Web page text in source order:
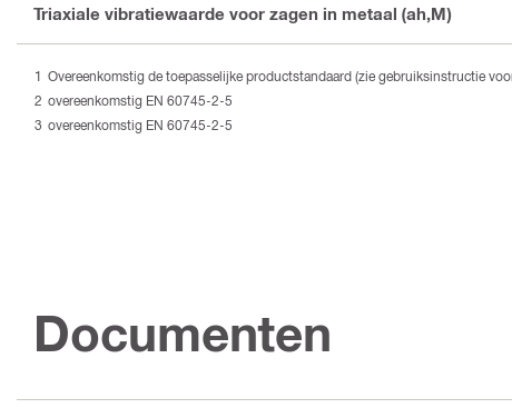
Triaxiale vibratiewaarde voor zagen in metaal (ah,M)
Overeenkomstig de toepasselijke productstandaard (zie gebruiksinstructie
overeenkomstig EN 60745-2-5
overeenkomstig EN 60745-2-5
Documenten